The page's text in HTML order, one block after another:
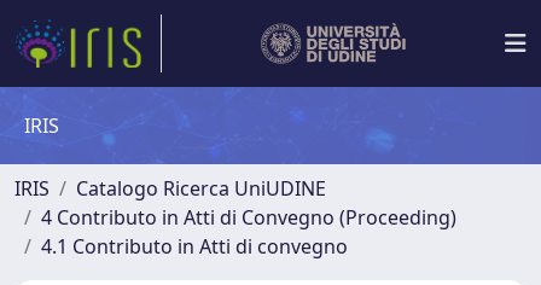
IRIS
IRIS
Catalogo Ricerca UniUDINE
4 Contributo in Atti di Convegno (Proceeding)
4.1 Contributo in Atti di convegno